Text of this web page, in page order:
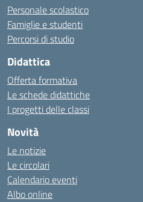
Personale scolastico
Famiglie e studenti
Percorsi di studio
Didattica
Offerta formativa
Le schede didattiche
I progetti delle classi
Novità
Le notizie
Le circolari
Calendario eventi
Albo online